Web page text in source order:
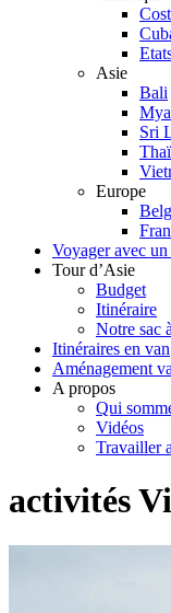
Asie
Bali
Sri
Europe
Voyager avec
Tour d’Asie
Budget
Itinéraire
Notre sac
Itinéraires en van
Aménagement
A propos
Qui
Vidéos
Travailler
activités